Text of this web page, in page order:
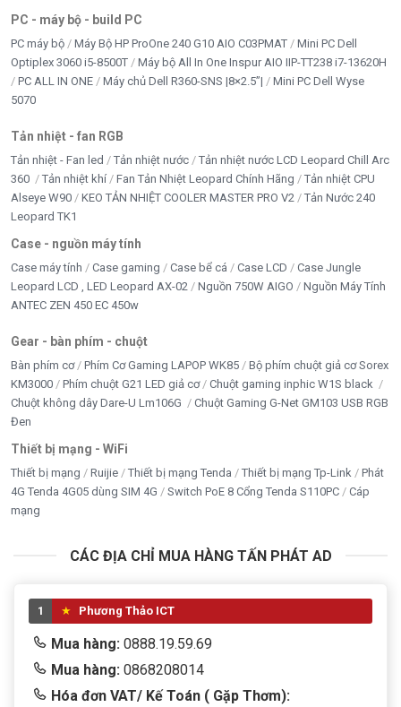
PC - máy bộ - build PC
PC máy bộ Máy Bộ HP ProOne 240 G10 AIO C03PMAT
Mini PC Dell
Optiplex 3060 i5-8500T
Máy bộ All In One Inspur AIO IIP-TT238 i7-13620H
PC ALL IN ONE
Máy chủ Dell R360-SNS |8×2.5”|
Mini PC Dell Wyse
5070
Tản nhiệt - fan RGB
Tản nhiệt - Fan led Tản nhiệt nước
Tản nhiệt nước LCD Leopard Chill Arc
360
Tản nhiệt khí Fan Tản Nhiệt Leopard Chính Hãng
Tản nhiệt CPU
Alseye W90
KEO TẢN NHIỆT COOLER MASTER PRO V2
Tản Nước 240
Leopard TK1
Case - nguồn máy tính
Case máy tính Case gaming Case bể cá Case LCD
Case Jungle
Leopard LCD , LED Leopard AX-02
Nguồn 750W AIGO
Nguồn Máy Tính
ANTEC ZEN 450 EC 450w
Gear - bàn phím - chuột
Bàn phím cơ Phím Cơ Gaming LAPOP WK85
Bộ phím chuột giả cơ Sorex
KM3000
Phím chuột G21 LED giả cơ
Chuột gaming inphic W1S black
Chuột không dây Dare-U Lm106G
Chuột Gaming G-Net GM103 USB RGB
Đen
Thiết bị mạng - WiFi
Thiết bị mạng Ruijie Thiết bị mạng Tenda Thiết bị mạng Tp-Link
Phát
4G Tenda 4G05 dùng SIM 4G
Switch PoE 8 Cổng Tenda S110PC
Cáp
mạng
CÁC ĐỊA CHỈ MUA HÀNG TẤN PHÁT AD
1 Phương Thảo ICT
Mua hàng: 0888.19.59.69
Mua hàng: 0868208014
Hóa đơn VAT/ Kế Toán ( Gặp Thơm):